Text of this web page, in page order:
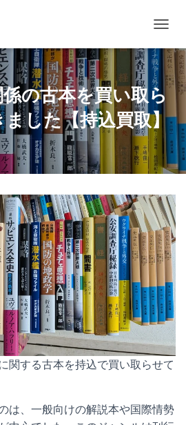
O
G
E
N
V
G
I
O
N
の古本を買い取ら
した【持込買取】
関する古本を持込で買い取らせて
は、一般向けの解説本や国際情勢